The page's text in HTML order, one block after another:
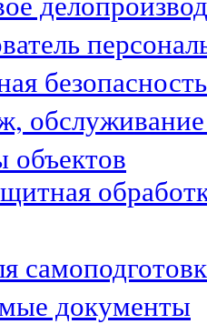
объектов
документы